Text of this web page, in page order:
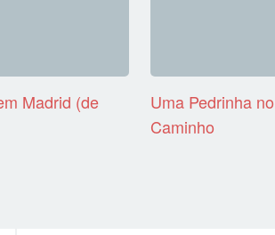
Madrid (de
Uma Pedrinha
Caminho